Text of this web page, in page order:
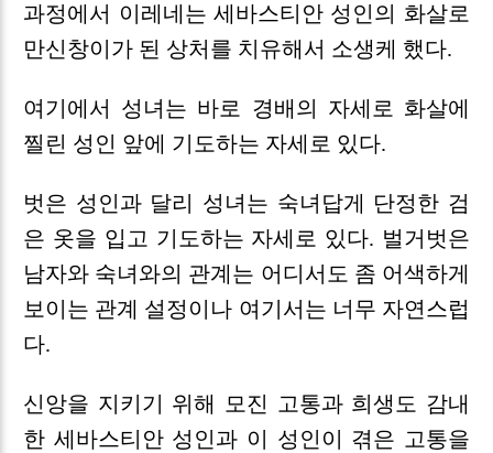
과정에서 이레네는 세바스티안 성인의 화살로
만신창이가 된 상처를 치유해서 소생케 했다.
여기에서 성녀는 바로 경배의 자세로 화살에
찔린 성인 앞에 기도하는 자세로 있다.
벗은 성인과 달리 성녀는 숙녀답게 단정한 검
은 옷을 입고 기도하는 자세로 있다. 벌거벗은
남자와 숙녀와의 관계는 어디서도 좀 어색하게
보이는 관계 설정이나 여기서는 너무 자연스럽
다.
신앙을 지키기 위해 모진 고통과 희생도 감내
한 세바스티안 성인과 이 성인이 겪은 고통을